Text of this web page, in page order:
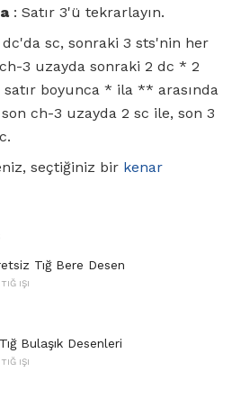
: Satır 3'ü tekrarlayın.
sc, sonraki 3 sts'nin her
3 uzayda sonraki 2 dc * 2
boyunca * ila ** arasında
ch-3 uzayda 2 sc ile, son 3
seçtiğiniz bir kenar
Tığ Bere Desen
IŞI
Bulaşık Desenleri
IŞI